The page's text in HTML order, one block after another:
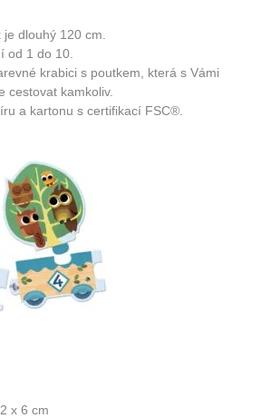
dlouhý 120 cm.
od 1 do 10.
krabici s poutkem, která s Vámi
cestovat kamkoliv.
a kartonu s certifikací FSC®.
x 6 cm